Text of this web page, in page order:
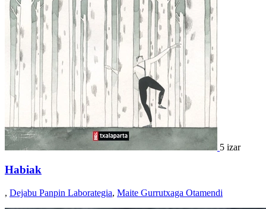
5 izar
Habiak
, Dejabu Panpin Laborategia, Maite Gurrutxaga Otamendi